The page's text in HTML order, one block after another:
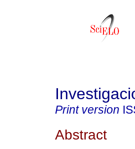
Print version
Abstract